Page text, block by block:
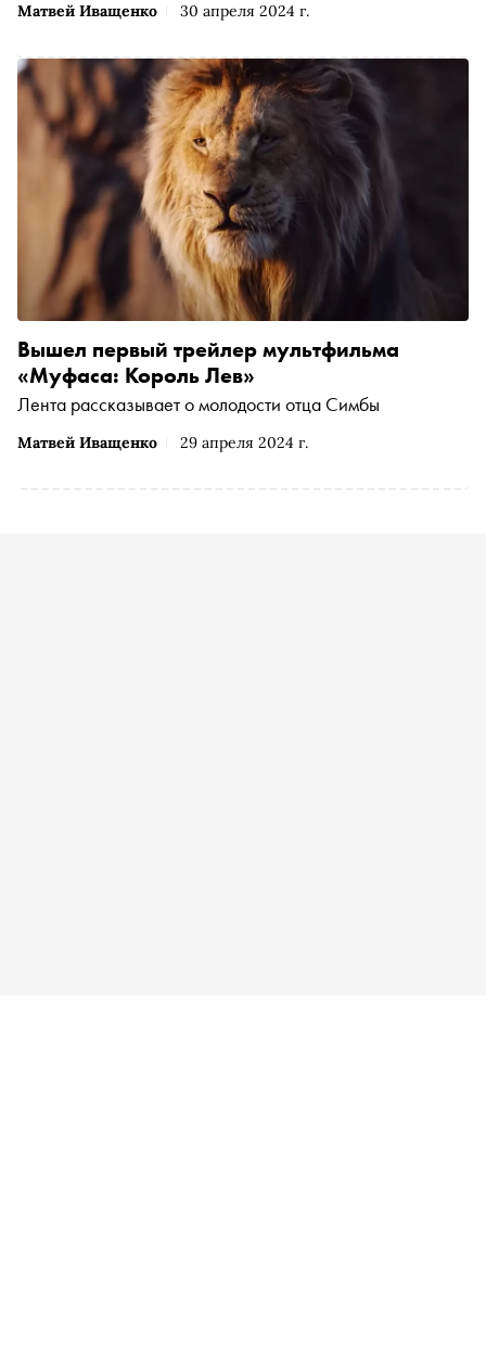
Матвей Иващенко 30 апреля 2024 г.
Матвей Иващенко 29 апреля 2024 г.
Вышел первый трейлер мультфильма
«Муфаса: Король Лев»
Лента рассказывает о молодости отца Симбы